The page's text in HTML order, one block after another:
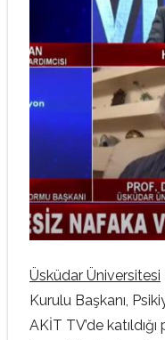
Üsküdar Üniversitesi
Kurulu Başkanı,
AKİT TV’de